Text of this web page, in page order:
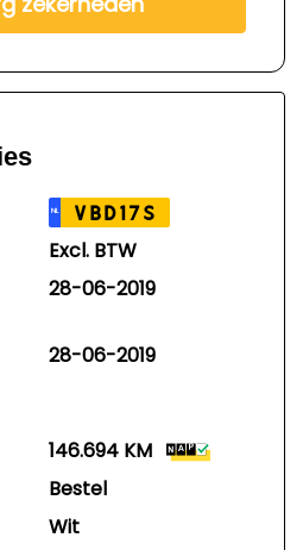
NL VBD17S
Excl. BTW
28-06-2019
28-06-2019
146.694 KM
Bestel
Wit